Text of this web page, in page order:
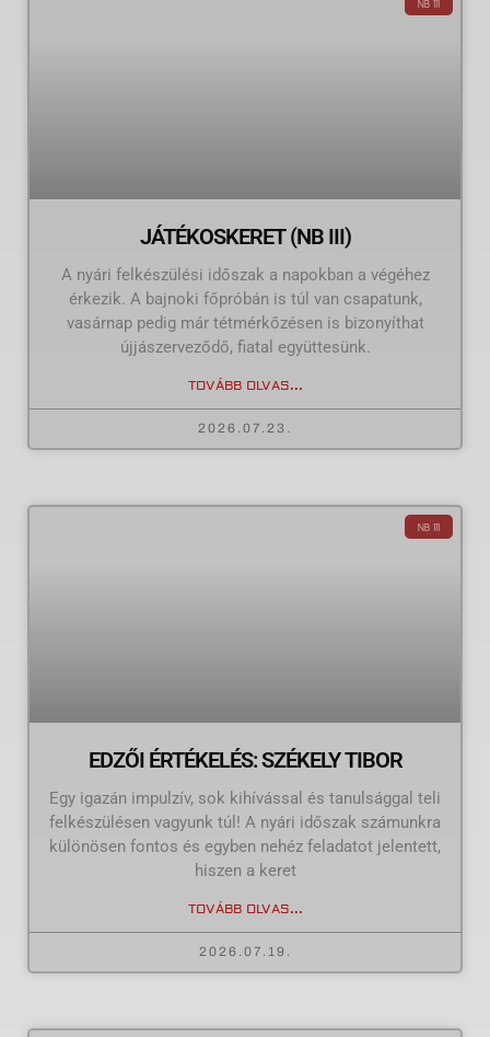
NB III
JÁTÉKOSKERET (NB III)
A nyári felkészülési időszak a napokban a végéhez
érkezik. A bajnoki főpróbán is túl van csapatunk,
vasárnap pedig már tétmérkőzésen is bizonyíthat
újjászerveződő, fiatal együttesünk.
TOVÁBB OLVAS...
2026.07.23.
NB III
EDZŐI ÉRTÉKELÉS: SZÉKELY TIBOR
Egy igazán impulzív, sok kihívással és tanulsággal teli
felkészülésen vagyunk túl! A nyári időszak számunkra
különösen fontos és egyben nehéz feladatot jelentett,
hiszen a keret
TOVÁBB OLVAS...
2026.07.19.